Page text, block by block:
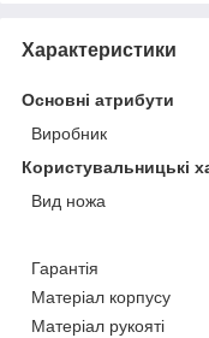
Характеристики
Основні атрибути
Виробник
Користувальницькі
Вид ножа
Гарантія
Матеріал корпусу
Матеріал рукояті